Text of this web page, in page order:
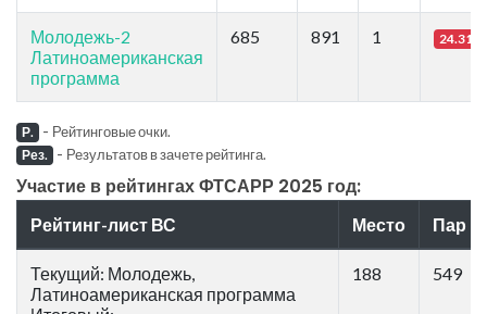
Молодежь-2
Латиноамериканская
программа
685 891 1 24.31
Р. - Рейтинговые очки.
Рез. - Результатов в зачете рейтинга.
Участие в рейтингах ФТСАРР 2025 год:
Рейтинг-лист ВС Место Пар
Текущий: Молодежь,
Латиноамериканская программа
188 549